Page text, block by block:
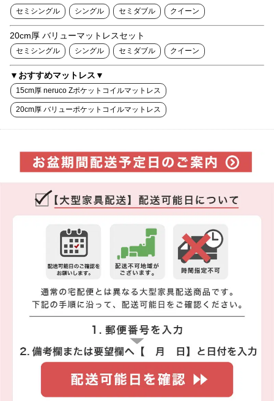
セミシングル シングル セミダブル クイーン
20cm厚 バリューマットレスセット
セミシングル シングル セミダブル クイーン
▼おすすめマットレス▼
15cm厚 neruco Zポケットコイルマットレス
20cm厚 バリューポケットコイルマットレス